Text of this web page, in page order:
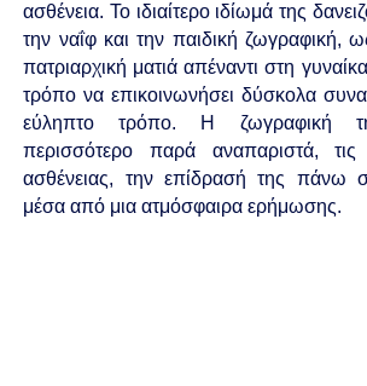
ασθένεια. Το ιδιαίτερο ιδίωμά της
την ναΐφ και την παιδική ζωγραφική,
πατριαρχική ματιά απέναντι στη
τρόπο να επικοινωνήσει δύσκολα
εύληπτο τρόπο. Η ζωγραφική
περισσότερο παρά αναπαριστά, τις
ασθένειας, την επίδρασή της πάνω
μέσα από μια ατμόσφαιρα ερήμωσης.